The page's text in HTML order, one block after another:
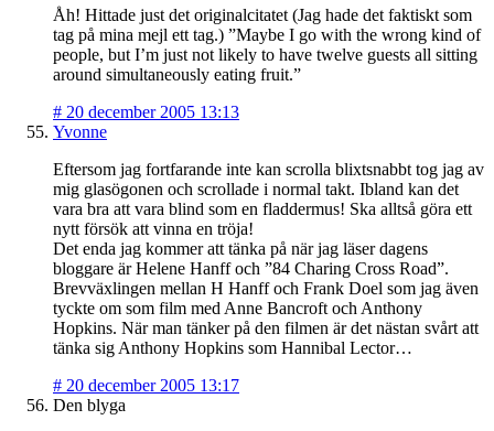
Åh! Hittade just det originalcitatet (Jag hade det faktiskt som
tag på mina mejl ett tag.) ”Maybe I go with the wrong kind of
people, but I’m just not likely to have twelve guests all sitting
around simultaneously eating fruit.”
# 20 december 2005 13:13
Yvonne
Eftersom jag fortfarande inte kan scrolla blixtsnabbt tog jag av
mig glasögonen och scrollade i normal takt. Ibland kan det
vara bra att vara blind som en fladdermus! Ska alltså göra ett
nytt försök att vinna en tröja!
Det enda jag kommer att tänka på när jag läser dagens
bloggare är Helene Hanff och ”84 Charing Cross Road”.
Brevväxlingen mellan H Hanff och Frank Doel som jag även
tyckte om som film med Anne Bancroft och Anthony
Hopkins. När man tänker på den filmen är det nästan svårt att
tänka sig Anthony Hopkins som Hannibal Lector…
# 20 december 2005 13:17
Den blyga